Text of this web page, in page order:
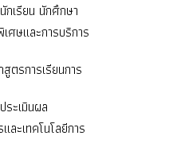
กเรียน นักศึกษา
ศษและการบริการ
ตรการเรียนการ
ะเมินผล
ละเทคโนโลยีการ